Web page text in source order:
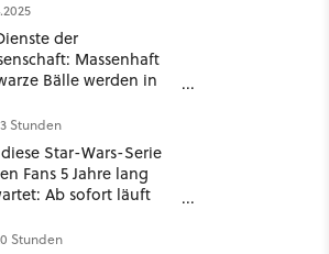
der
Massenhaft
Bälle werden in
Stunden
Star-Wars-Serie
Fans 5 Jahre lang
Ab sofort läuft
Plus
Stunden